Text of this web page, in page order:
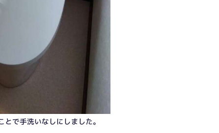
で手洗いなしにしました。